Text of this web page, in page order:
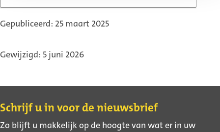
Gepubliceerd: 25 maart 2025
Gewijzigd: 5 juni 2026
Contact
Schrijf u in voor de nieuwsbrief
Zo blijft u makkelijk op de hoogte van wat er in uw